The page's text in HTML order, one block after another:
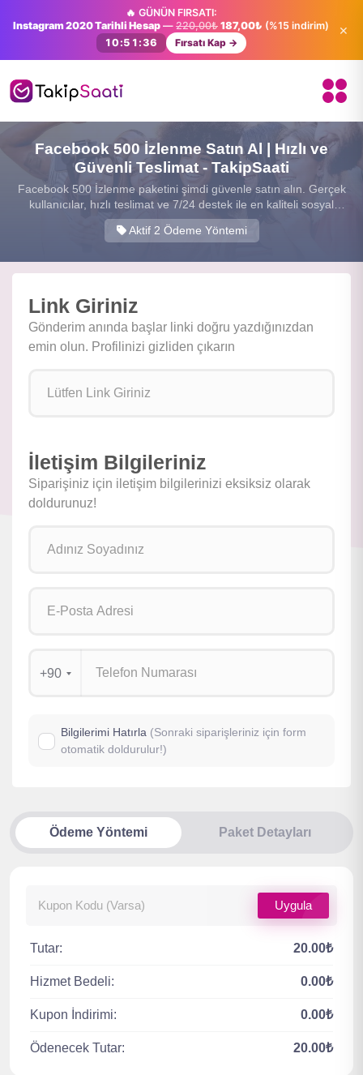
🔥 GÜNÜN FIRSATI:
Instagram 2020 Tarihli Hesap — 220,00₺ 187,00₺ (%15 indirim)
10:51:35
Fırsatı Kap →
×
Facebook 500 İzlenme Satın Al | Hızlı ve
Güvenli Teslimat - TakipSaati
Facebook 500 İzlenme paketini şimdi güvenle satın alın. Gerçek
kullanıcılar, hızlı teslimat ve 7/24 destek ile en kaliteli sosyal
medya hizmetini sunuyoruz.
Aktif 2 Ödeme Yöntemi
Link Giriniz
Gönderim anında başlar linki doğru yazdığınızdan
emin olun. Profilinizi gizliden çıkarın
İletişim Bilgileriniz
Siparişiniz için iletişim bilgilerinizi eksiksiz olarak
doldurunuz!
+90
Bilgilerimi Hatırla (Sonraki siparişleriniz için form
otomatik doldurulur!)
Ödeme Yöntemi Paket Detayları
Uygula
Tutar: 20.00₺
Hizmet Bedeli: 0.00₺
Kupon İndirimi: 0.00₺
Ödenecek Tutar: 20.00₺